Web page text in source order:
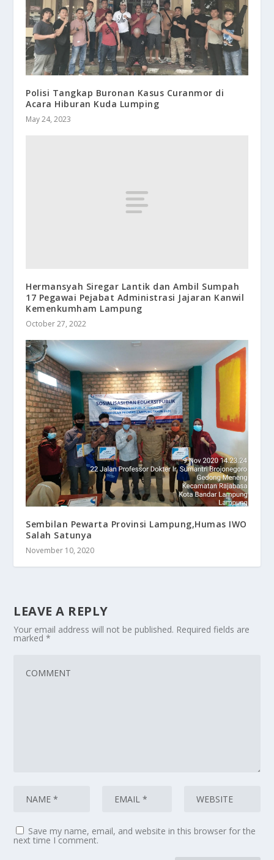
Polisi Tangkap Buronan Kasus Curanmor di
Acara Hiburan Kuda Lumping
May 24, 2023
Hermansyah Siregar Lantik dan Ambil Sumpah
17 Pegawai Pejabat Administrasi Jajaran Kanwil
Kemenkumham Lampung
October 27, 2022
Sembilan Pewarta Provinsi Lampung,Humas IWO
Salah Satunya
November 10, 2020
LEAVE A REPLY
Your email address will not be published. Required fields are
marked*
Save my name, email, and website in this browser for the
next time I comment.